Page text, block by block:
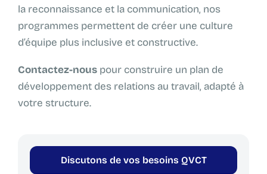
la reconnaissance et la communication, nos
programmes permettent de créer une culture
d’équipe plus inclusive et constructive.
Contactez-nous pour construire un plan de
développement des relations au travail, adapté à
votre structure.
Discutons de vos besoins QVCT